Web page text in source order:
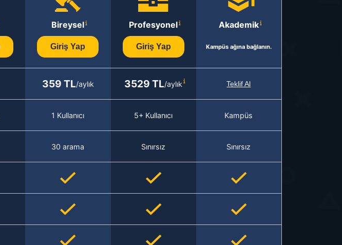
Bireysel
Giriş Yap
Profesyonel
Giriş Yap
Akademik
Kampüs ağına bağlanın.
359 TL/aylık 3529 TL/aylık Teklif Al
1 Kullanıcı 5+ Kullanıcı Kampüs
30 arama Sınırsız Sınırsız